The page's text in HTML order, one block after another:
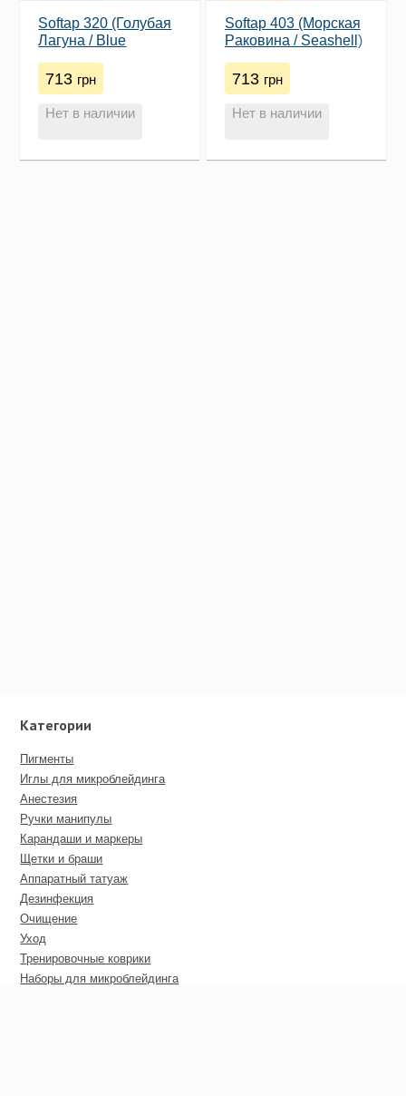
Softap 320 (Голубая
Лагуна / Blue
713 грн
Нет в наличии
Softap 403 (​Морская
Pаковина / Seashell)
713 грн
Нет в наличии
Категории
Пигменты
Иглы для микроблейдинга
Анестезия
Ручки манипулы
Карандаши и маркеры
Щетки и браши
Аппаратный татуаж
Дезинфекция
Очищение
Уход
Тренировочные коврики
Наборы для микроблейдинга